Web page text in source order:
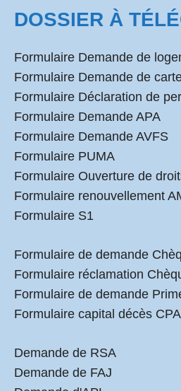
DOSSIER À
Formulaire Demande de
Formulaire Demande de
Formulaire Déclaration de
Formulaire Demande APA
Formulaire Demande AVFS
Formulaire PUMA
Formulaire Ouverture de
Formulaire renouvellement
Formulaire S1
Formulaire de demande
Formulaire réclamation
Formulaire de demande
Formulaire capital décès
Demande de RSA
Demande de FAJ